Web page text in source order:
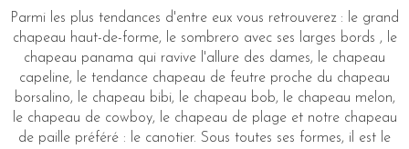
Parmi les plus tendances d'entre eux vous retrouverez : le grand
chapeau haut-de-forme, le sombrero avec ses larges bords , le
chapeau panama qui ravive l'allure des dames, le chapeau
capeline, le tendance chapeau de feutre proche du chapeau
borsalino, le chapeau bibi, le chapeau bob, le chapeau melon,
le chapeau de cowboy, le chapeau de plage et notre chapeau
de paille préféré : le canotier. Sous toutes ses formes, il est le